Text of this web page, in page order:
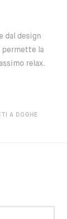
dal design
la
relax.
A DOGHE